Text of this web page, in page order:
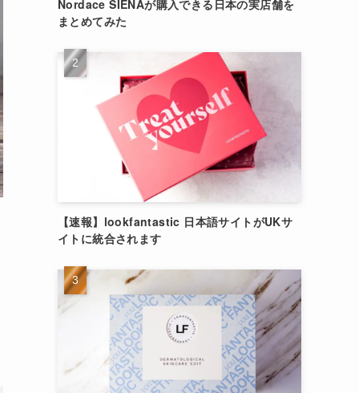
Nordace SIENAが購入できる日本の実店舗を
まとめてみた
【速報】lookfantastic 日本語サイトがUKサ
イトに統合されます